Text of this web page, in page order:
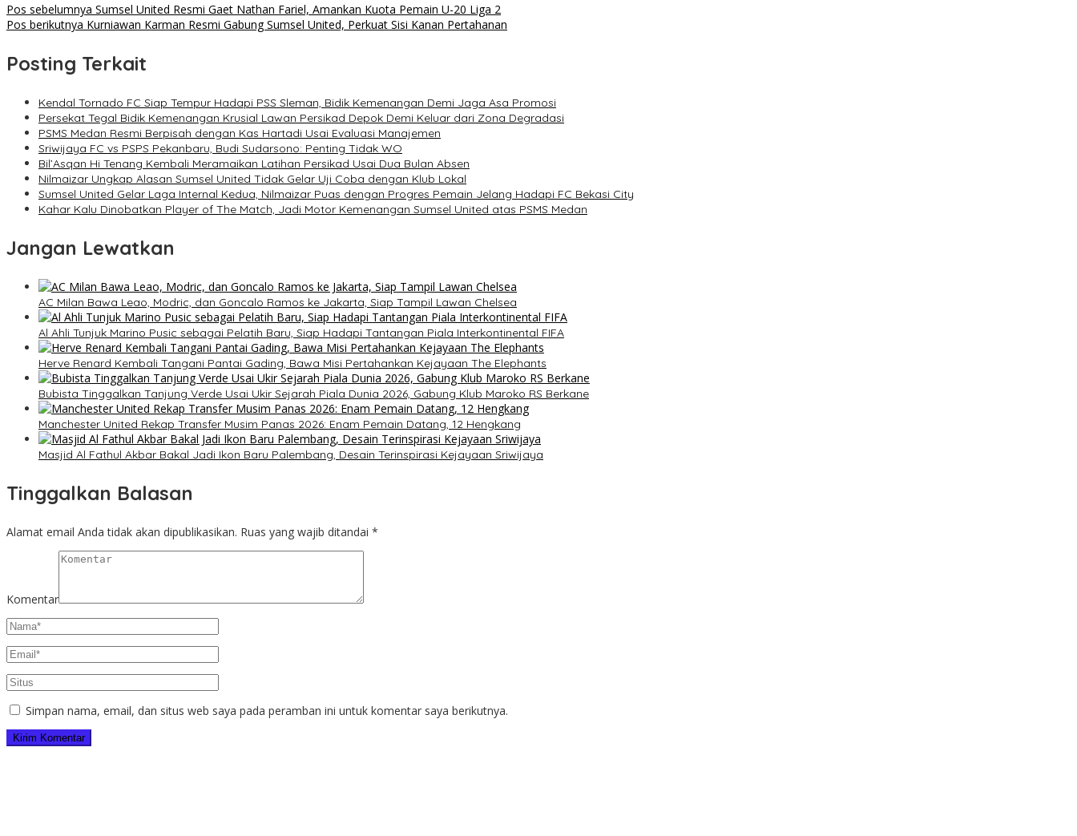
Pos sebelumnya Sumsel United Resmi Gaet Nathan Fariel, Amankan Kuota Pemain U-20 Liga 2
Pos berikutnya Kurniawan Karman Resmi Gabung Sumsel United, Perkuat Sisi Kanan Pertahanan
Posting Terkait
Kendal Tornado FC Siap Tempur Hadapi PSS Sleman, Bidik Kemenangan Demi Jaga Asa Promosi
Persekat Tegal Bidik Kemenangan Krusial Lawan Persikad Depok Demi Keluar dari Zona Degradasi
PSMS Medan Resmi Berpisah dengan Kas Hartadi Usai Evaluasi Manajemen
Sriwijaya FC vs PSPS Pekanbaru, Budi Sudarsono: Penting Tidak WO
Bil’Asqan Hi Tenang Kembali Meramaikan Latihan Persikad Usai Dua Bulan Absen
Nilmaizar Ungkap Alasan Sumsel United Tidak Gelar Uji Coba dengan Klub Lokal
Sumsel United Gelar Laga Internal Kedua, Nilmaizar Puas dengan Progres Pemain Jelang Hadapi FC Bekasi City
Kahar Kalu Dinobatkan Player of The Match, Jadi Motor Kemenangan Sumsel United atas PSMS Medan
Jangan Lewatkan
AC Milan Bawa Leao, Modric, dan Goncalo Ramos ke Jakarta, Siap Tampil Lawan Chelsea
Al Ahli Tunjuk Marino Pusic sebagai Pelatih Baru, Siap Hadapi Tantangan Piala Interkontinental FIFA
Herve Renard Kembali Tangani Pantai Gading, Bawa Misi Pertahankan Kejayaan The Elephants
Bubista Tinggalkan Tanjung Verde Usai Ukir Sejarah Piala Dunia 2026, Gabung Klub Maroko RS Berkane
Manchester United Rekap Transfer Musim Panas 2026: Enam Pemain Datang, 12 Hengkang
Masjid Al Fathul Akbar Bakal Jadi Ikon Baru Palembang, Desain Terinspirasi Kejayaan Sriwijaya
Tinggalkan Balasan
Alamat email Anda tidak akan dipublikasikan. Ruas yang wajib ditandai *
Komentar
Simpan nama, email, dan situs web saya pada peramban ini untuk komentar saya berikutnya.